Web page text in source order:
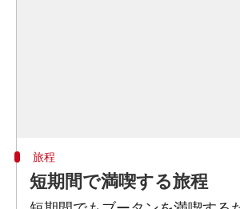
旅程
短期間で満喫する旅程